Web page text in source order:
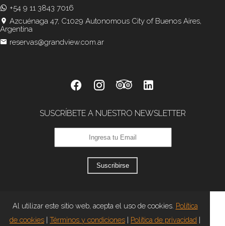
+54 9 11 3843 7016
Azcuénaga 47, C1029 Autonomous City of Buenos Aires,
Argentina
reservas@grandview.com.ar
SUSCRÍBETE A NUESTRO NEWSLETTER
Suscribirse
Al utilizar este sitio web, acepta el uso de cookies. Política
de cookies | Términos y condiciones | Política de privacidad |